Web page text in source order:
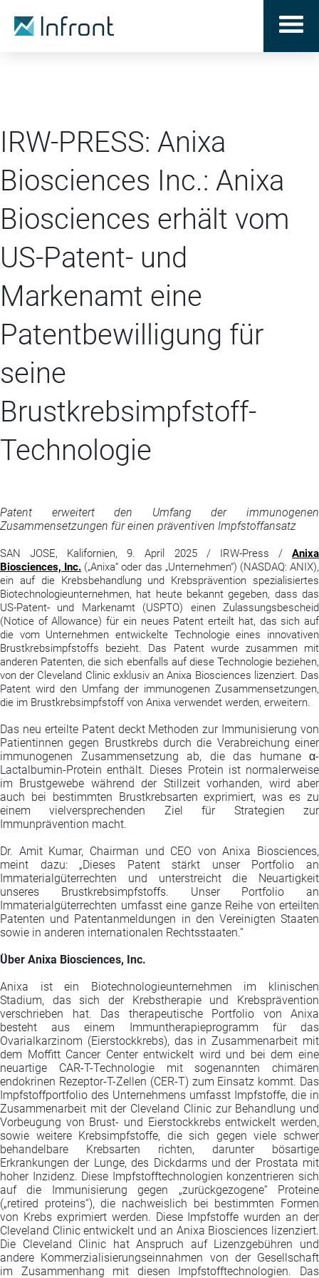
IRW-PRESS: Anixa
Biosciences Inc.: Anixa
Biosciences erhält vom
US-Patent- und
Markenamt eine
Patentbewilligung für
seine
Brustkrebsimpfstoff-
Technologie
Patent erweitert den Umfang der immunogenen
Zusammensetzungen für einen präventiven Impfstoffansatz
SAN JOSE, Kalifornien, 9. April 2025 / IRW-Press / Anixa
Biosciences, Inc. („Anixa“ oder das „Unternehmen“) (NASDAQ: ANIX),
ein auf die Krebsbehandlung und Krebsprävention spezialisiertes
Biotechnologieunternehmen, hat heute bekannt gegeben, dass das
US-Patent- und Markenamt (USPTO) einen Zulassungsbescheid
(Notice of Allowance) für ein neues Patent erteilt hat, das sich auf
die vom Unternehmen entwickelte Technologie eines innovativen
Brustkrebsimpfstoffs bezieht. Das Patent wurde zusammen mit
anderen Patenten, die sich ebenfalls auf diese Technologie beziehen,
von der Cleveland Clinic exklusiv an Anixa Biosciences lizenziert. Das
Patent wird den Umfang der immunogenen Zusammensetzungen,
die im Brustkrebsimpfstoff von Anixa verwendet werden, erweitern.
Das neu erteilte Patent deckt Methoden zur Immunisierung von
Patientinnen gegen Brustkrebs durch die Verabreichung einer
immunogenen Zusammensetzung ab, die das humane α-
Lactalbumin-Protein enthält. Dieses Protein ist normalerweise
im Brustgewebe während der Stillzeit vorhanden, wird aber
auch bei bestimmten Brustkrebsarten exprimiert, was es zu
einem vielversprechenden Ziel für Strategien zur
Immunprävention macht.
Dr. Amit Kumar, Chairman und CEO von Anixa Biosciences,
meint dazu: „Dieses Patent stärkt unser Portfolio an
Immaterialgüterrechten und unterstreicht die Neuartigkeit
unseres Brustkrebsimpfstoffs. Unser Portfolio an
Immaterialgüterrechten umfasst eine ganze Reihe von erteilten
Patenten und Patentanmeldungen in den Vereinigten Staaten
sowie in anderen internationalen Rechtsstaaten.“
Über Anixa Biosciences, Inc.
Anixa ist ein Biotechnologieunternehmen im klinischen
Stadium, das sich der Krebstherapie und Krebsprävention
verschrieben hat. Das therapeutische Portfolio von Anixa
besteht aus einem Immuntherapieprogramm für das
Ovarialkarzinom (Eierstockkrebs), das in Zusammenarbeit mit
dem Moffitt Cancer Center entwickelt wird und bei dem eine
neuartige CAR-T-Technologie mit sogenannten chimären
endokrinen Rezeptor-T-Zellen (CER-T) zum Einsatz kommt. Das
Impfstoffportfolio des Unternehmens umfasst Impfstoffe, die in
Zusammenarbeit mit der Cleveland Clinic zur Behandlung und
Vorbeugung von Brust- und Eierstockkrebs entwickelt werden,
sowie weitere Krebsimpfstoffe, die sich gegen viele schwer
behandelbare Krebsarten richten, darunter bösartige
Erkrankungen der Lunge, des Dickdarms und der Prostata mit
hoher Inzidenz. Diese Impfstofftechnologien konzentrieren sich
auf die Immunisierung gegen „zurückgezogene“ Proteine
(„retired proteins“), die nachweislich bei bestimmten Formen
von Krebs exprimiert werden. Diese Impfstoffe wurden an der
Cleveland Clinic entwickelt und an Anixa Biosciences lizenziert.
Die Cleveland Clinic hat Anspruch auf Lizenzgebühren und
andere Kommerzialisierungseinnahmen von der Gesellschaft
im Zusammenhang mit diesen Impfstofftechnologien. Das